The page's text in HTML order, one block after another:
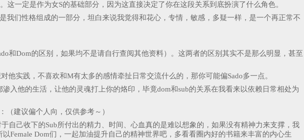
这一定是作为女S的基础部分，因为这直接决定了你在这段关系到底扮演了什么角色。
们性格组成的一部分，坦白来说我觉得和花心，专情，敏感，多疑一样，是一个再正常不
和Dom的区别，如果均不是请自行查阅其他资料）。这两者的区别其实不是那么明显，甚至
实践，不喜欢和M有太多的感情牵扯日常交流什么的，那你可能偏Sado多一点。
入他的生活，让他的灵魂打上你的烙印，毕竟dom和sub的关系在我看来以依赖日常相处为
（建议偏个人向，仅供参考～）
自己收下的Sub所付出的精力、时间、心血真的是难以想象的，如果没有精神力来支撑，我
Female Dom们，一起加油提升自己的精神世界吧，多看看圈内好的书籍来丰富的内心生